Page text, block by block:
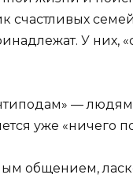
У них,
—
уже «ничего
общением,